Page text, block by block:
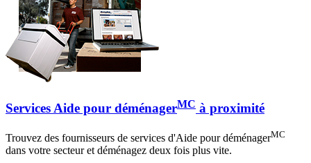
Services Aide pour déménagerMC à proximité
Trouvez des fournisseurs de services d'Aide pour déménagerMC
dans votre secteur et déménagez deux fois plus vite.